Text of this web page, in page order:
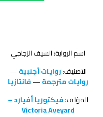
اسم الرواية: السيف الزجاجي
التصنيف:روايات أجنبية—
روايات مترجمة—فانتازيا
المؤلف:فيكتوريا أفيارد –
Victoria Aveyard